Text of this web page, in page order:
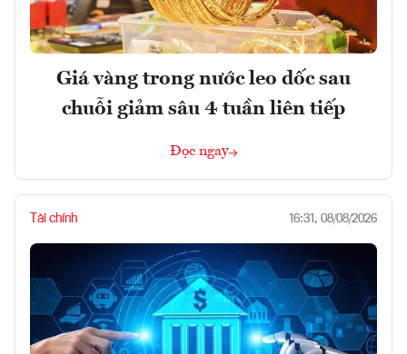
Giá vàng trong nước leo dốc sau
chuỗi giảm sâu 4 tuần liên tiếp
Đọc ngay
Tài chính 16:31, 08/08/2026